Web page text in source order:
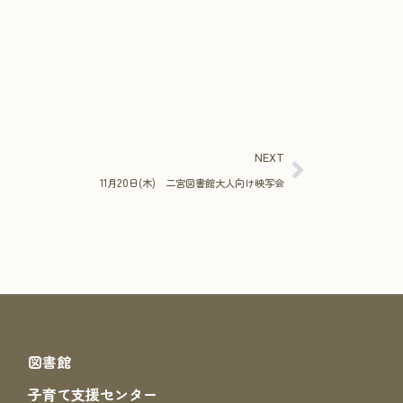
NEXT
11月20日(木) 二宮図書館大人向け映写会
図書館
子育て支援センター